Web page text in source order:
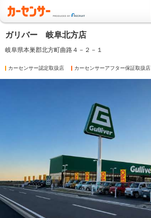
ガリバー 岐阜北方店
岐阜県本巣郡北方町曲路４－２－１
カーセンサー認定取扱店 カーセンサーアフター保証取扱店